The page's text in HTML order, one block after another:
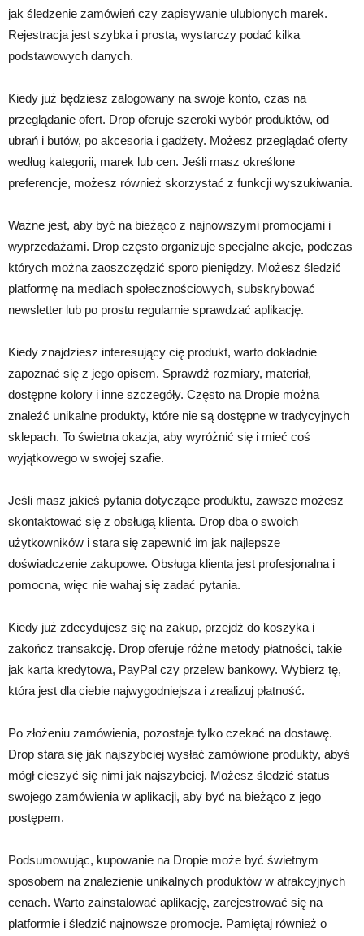
jak śledzenie zamówień czy zapisywanie ulubionych marek.
Rejestracja jest szybka i prosta, wystarczy podać kilka
podstawowych danych.
Kiedy już będziesz zalogowany na swoje konto, czas na
przeglądanie ofert. Drop oferuje szeroki wybór produktów, od
ubrań i butów, po akcesoria i gadżety. Możesz przeglądać oferty
według kategorii, marek lub cen. Jeśli masz określone
preferencje, możesz również skorzystać z funkcji wyszukiwania.
Ważne jest, aby być na bieżąco z najnowszymi promocjami i
wyprzedażami. Drop często organizuje specjalne akcje, podczas
których można zaoszczędzić sporo pieniędzy. Możesz śledzić
platformę na mediach społecznościowych, subskrybować
newsletter lub po prostu regularnie sprawdzać aplikację.
Kiedy znajdziesz interesujący cię produkt, warto dokładnie
zapoznać się z jego opisem. Sprawdź rozmiary, materiał,
dostępne kolory i inne szczegóły. Często na Dropie można
znaleźć unikalne produkty, które nie są dostępne w tradycyjnych
sklepach. To świetna okazja, aby wyróżnić się i mieć coś
wyjątkowego w swojej szafie.
Jeśli masz jakieś pytania dotyczące produktu, zawsze możesz
skontaktować się z obsługą klienta. Drop dba o swoich
użytkowników i stara się zapewnić im jak najlepsze
doświadczenie zakupowe. Obsługa klienta jest profesjonalna i
pomocna, więc nie wahaj się zadać pytania.
Kiedy już zdecydujesz się na zakup, przejdź do koszyka i
zakończ transakcję. Drop oferuje różne metody płatności, takie
jak karta kredytowa, PayPal czy przelew bankowy. Wybierz tę,
która jest dla ciebie najwygodniejsza i zrealizuj płatność.
Po złożeniu zamówienia, pozostaje tylko czekać na dostawę.
Drop stara się jak najszybciej wysłać zamówione produkty, abyś
mógł cieszyć się nimi jak najszybciej. Możesz śledzić status
swojego zamówienia w aplikacji, aby być na bieżąco z jego
postępem.
Podsumowując, kupowanie na Dropie może być świetnym
sposobem na znalezienie unikalnych produktów w atrakcyjnych
cenach. Warto zainstalować aplikację, zarejestrować się na
platformie i śledzić najnowsze promocje. Pamiętaj również o